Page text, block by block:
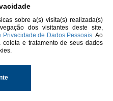
sobre a(s) visita(s) realizada(s)
dos visitantes deste site,
Privacidade de Dados Pessoais. Ao
e tratamento de seus dados
000
reservados.
de Sergipe.